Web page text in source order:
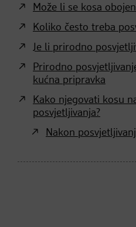
Može li se kosa
Koliko često treba
Je li prirodno
Prirodno
kućna pripravka
Kako njegovati kosu
posvjetljivanja?
Nakon